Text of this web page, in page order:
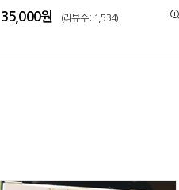
35,000원 (리뷰수 : 1,534)